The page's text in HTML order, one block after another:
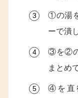
①の湯
ーで潰
③を②の
まとめ
④を直